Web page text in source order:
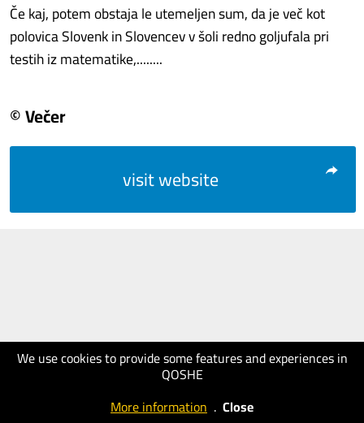
We use cookies to provide some features and experiences in
QOSHE
More information . Close
Če kaj, potem obstaja le utemeljen sum, da je več kot
polovica Slovenk in Slovencev v šoli redno goljufala pri
testih iz matematike,........
© Večer
visit website